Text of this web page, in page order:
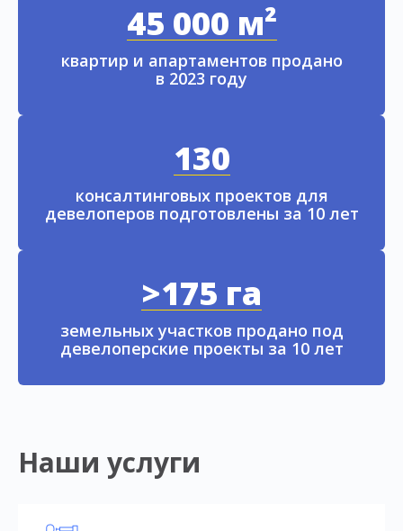
45 000 м²
квартир и апартаментов продано
в 2023 году
130
консалтинговых проектов для
девелоперов подготовлены за 10 лет
>175 га
земельных участков продано под
девелоперские проекты за 10 лет
Наши услуги